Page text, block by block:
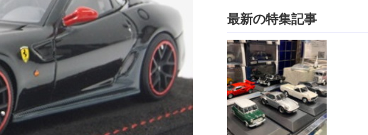
最新の特集記事